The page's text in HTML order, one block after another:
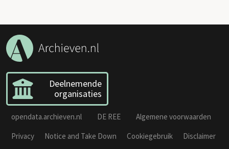
Deelnemende
organisaties
opendata.archieven.nl DE REE
Algemene voorwaarden
Privacy
Notice and Take Down Cookiegebruik
Disclaimer